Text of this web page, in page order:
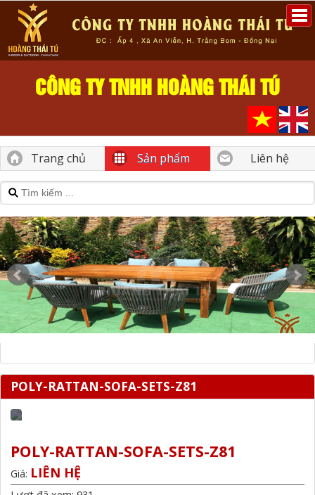
CÔNG TY TNHH HOÀNG THÁI TÚ
Trang chủ Sản phẩm Liên hệ
POLY-RATTAN-SOFA-SETS-Z81
POLY-RATTAN-SOFA-SETS-Z81
Giá: LIÊN HỆ